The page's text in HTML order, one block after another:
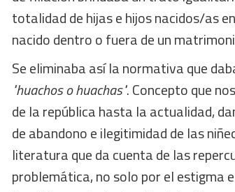
totalidad de hijas e hijos nacidos/as
nacido dentro o fuera de un
Se eliminaba así la normativa que
"huachos o huachas". Concepto que
de la república hasta la actualidad,
de abandono e ilegitimidad de las
literatura que da cuenta de las
problemática, no solo por el estigma